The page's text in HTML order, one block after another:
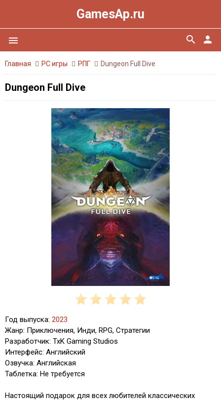
GamesAp.ru
menu person
search
Главная PC игры РПГ Dungeon Full Dive
Dungeon Full Dive
Год выпуска: 2023
Жанр: Приключения, Инди, RPG, Стратегии
Разработчик: TxK Gaming Studios
Интерфейс: Английский
Озвучка: Английская
Таблетка: Не требуется
Настоящий подарок для всех любителей классических